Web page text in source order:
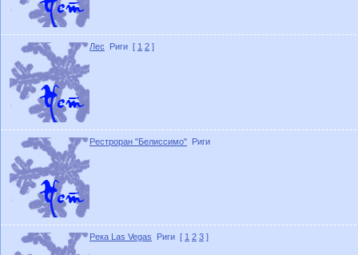
Лес Риги [ 1 2 ]
Рестроран "Белиссимо" Риги
Река Las Vegas Риги [ 1 2 3 ]